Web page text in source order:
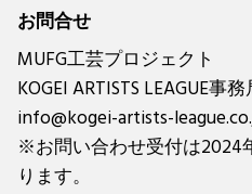
お問合せ
MUFG工芸プロジェクト
KOGEI ARTISTS LEAGUE事務
info@kogei-artists-
※お問い合わせ受付は2024
ります。